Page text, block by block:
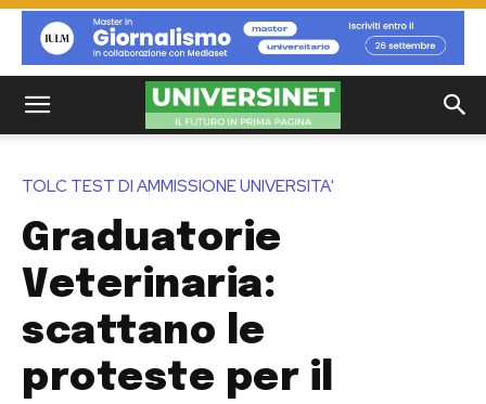
TOLC TEST DI AMMISSIONE UNIVERSITA'
Graduatorie
Veterinaria:
scattano le
proteste per il